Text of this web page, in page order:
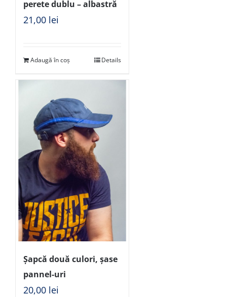
perete dublu – albastră
21,00 lei
Adaugă în coș Details
Șapcă două culori, șase
pannel-uri
20,00 lei